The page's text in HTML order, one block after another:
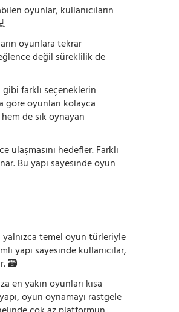
oyunlar, kullanıcıların
oyunlara tekrar
değil süreklilik de
gibi farklı seçeneklerin
göre oyunları kolayca
de sık oynayan
hedefler. Farklı
Bu yapı sayesinde oyun
temel oyun türleriyle
yapı sayesinde kullanıcılar,
🗃️
en yakın oyunları kısa
oyun oynamayı rastgele